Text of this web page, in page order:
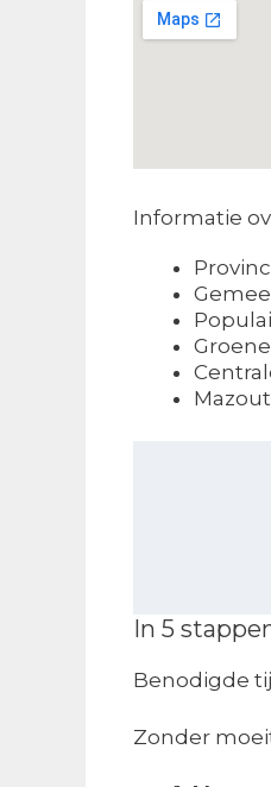
Informatie
In 5
Benodigde
Zonder